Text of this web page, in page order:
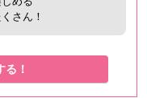
さん！
る！